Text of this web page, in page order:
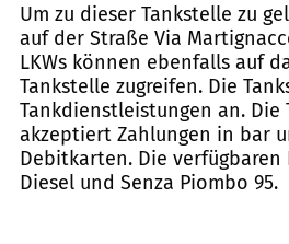
Um zu dieser Tankstelle zu
auf der Straße Via
LKWs können ebenfalls auf
Tankstelle zugreifen. Die
Tankdienstleistungen an. Die
akzeptiert Zahlungen in bar
Debitkarten. Die
Diesel und Senza Piombo 95.